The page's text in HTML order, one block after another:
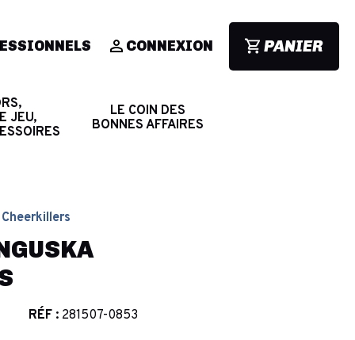
CONNEXION PANIER
JEU,
LE COIN DES
BONNES AFFAIRES
RÉF : 281507-0853